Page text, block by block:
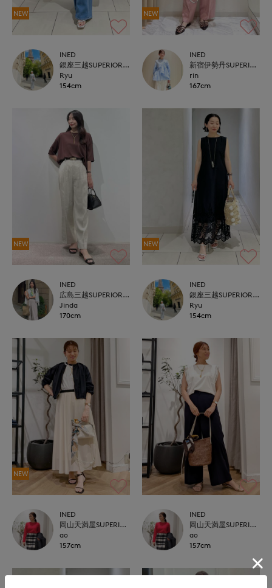
NEW
INED
銀座三越SUPERIOR CLOSET GINZA
Ryu
154cm
NEW
INED
新宿伊勢丹SUPERIOR CLOSET
rin
167cm
NEW
INED
広島三越SUPERIORCLOSET
Jinda
170cm
NEW
INED
銀座三越SUPERIOR CLOSET GINZA
Ryu
154cm
NEW
INED
岡山天満屋SUPERIORCLOSET
ao
157cm
INED
岡山天満屋SUPERIORCLOSET
ao
157cm